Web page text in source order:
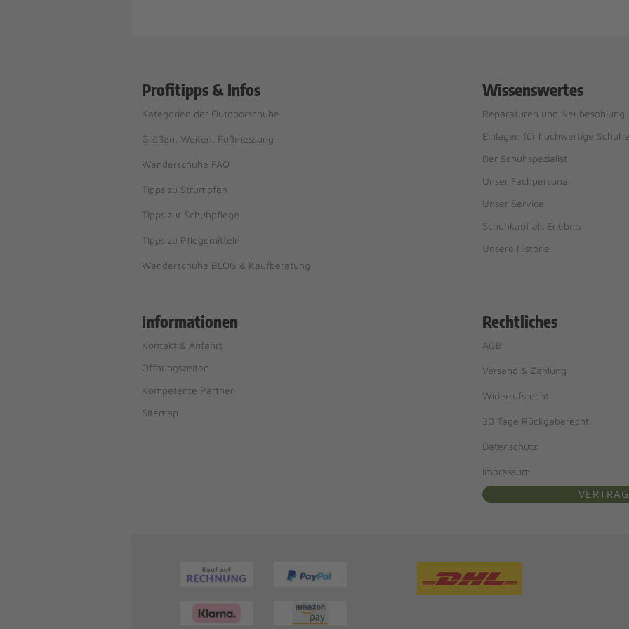
Profitipps & Infos
Kategorien der Outdoorschuhe
Größen, Weiten, Fußmessung
Wanderschuhe FAQ
Tipps zu Strümpfen
Tipps zur Schuhpflege
Tipps zu Pflegemitteln
Wanderschuhe BLOG & Kaufberatung
Wissenswertes
Reparaturen und Neubesohlung
Einlagen für hochwertige Schuhe
Der Schuhspezialist
Unser Fachpersonal
Unser Service
Schuhkauf als Erlebnis
Unsere Historie
Informationen
Kontakt & Anfahrt
Öffnungszeiten
Kompetente Partner
Sitemap
Rechtliches
AGB
Versand & Zahlung
Widerrufsrecht
30 Tage Rückgaberecht
Datenschutz
Impressum